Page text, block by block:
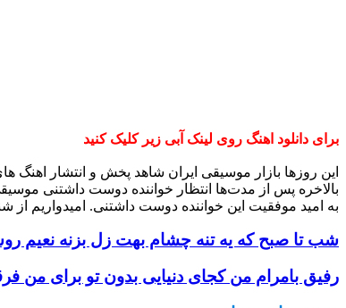
برای دانلود اهنگ روی لینک آبی زیر کلیک کنید
این روزها بازار موسیقی ایران شاهد پخش و انتشار
بالاخره پس از مدت‌ها انتظار خواننده دوست داشتنی
به امید موفقیت این خواننده دوست داشتنی. امیدواریم از
شب تا صبح که یه تنه چشام بهت زل بزنه نعیم
رفیق بامرام من کجای دنیایی بدون تو برای من